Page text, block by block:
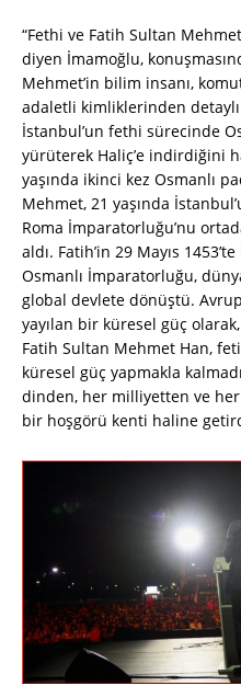
“Fethi ve Fatih Sultan
diyen İmamoğlu,
Mehmet’in bilim insanı,
adaletli kimliklerinden
İstanbul’un fethi sürecinde
yürüterek Haliç’e indirdiğini
yaşında ikinci kez Osmanlı
Mehmet, 21 yaşında
Roma İmparatorluğu’nu
aldı. Fatih’in 29 Mayıs
Osmanlı İmparatorluğu,
global devlete dönüştü.
yayılan bir küresel güç
Fatih Sultan Mehmet Han,
küresel güç yapmakla
dinden, her milliyetten ve
bir hoşgörü kenti haline